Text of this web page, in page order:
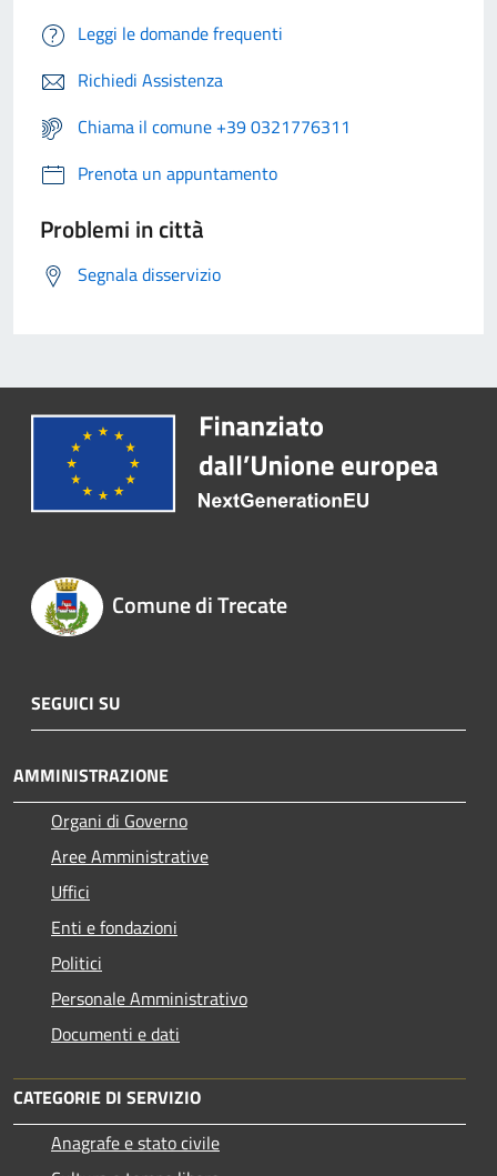
Leggi le domande frequenti
Richiedi Assistenza
Chiama il comune +39 0321776311
Prenota un appuntamento
Problemi in città
Segnala disservizio
Comune di Trecate
SEGUICI SU
AMMINISTRAZIONE
Organi di Governo
Aree Amministrative
Uffici
Enti e fondazioni
Politici
Personale Amministrativo
Documenti e dati
CATEGORIE DI SERVIZIO
Anagrafe e stato civile